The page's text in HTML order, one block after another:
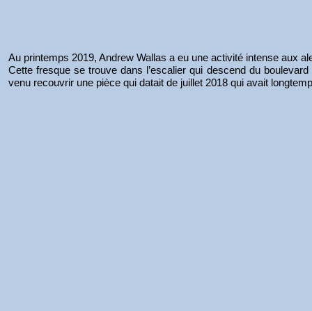
Au printemps 2019, Andrew Wallas a eu une activité intense aux
Cette fresque se trouve dans l’escalier qui descend du
venu recouvrir une pièce qui datait de juillet 2018 qui avait